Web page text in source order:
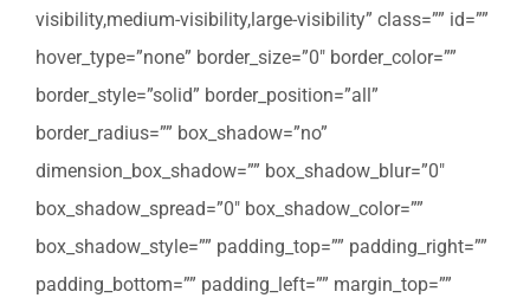
visibility,medium-visibility,large-visibility” class=”” id=””
hover_type=”none” border_size=”0″ border_color=””
border_style=”solid” border_position=”all”
border_radius=”” box_shadow=”no”
dimension_box_shadow=”” box_shadow_blur=”0″
box_shadow_spread=”0″ box_shadow_color=””
box_shadow_style=”” padding_top=”” padding_right=””
padding_bottom=”” padding_left=”” margin_top=””